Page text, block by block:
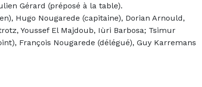
Gérard (préposé à la table).
Hugo Nougarede (capitaine), Dorian Arnould,
Youssef El Majdoub, Iùri Barbosa; Tsimur
François Nougarede (délégué), Guy Karremans